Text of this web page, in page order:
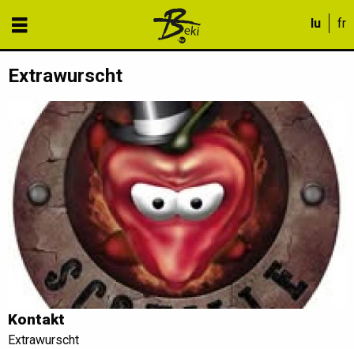
Extrawurscht
Kontakt
Extrawurscht